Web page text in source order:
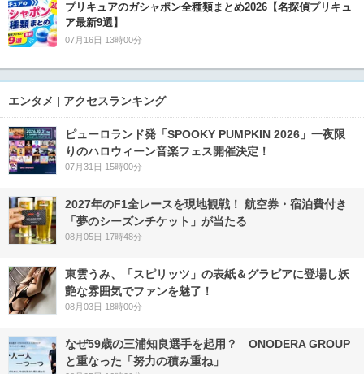
プリキュアのガシャポン全種類まとめ2026【名探偵プリキュ
ア最新9選】
07月16日 13時00分
エンタメ | アクセスランキング
ピューロランド発「SPOOKY PUMPKIN 2026」一夜限
りのハロウィーン音楽フェス開催決定！
07月31日 15時00分
2027年のF1全レースを現地観戦！ 航空券・宿泊費付き
「夢のシーズンチケット」が当たる
08月05日 17時48分
東雲うみ、「スピリッツ」の表紙＆グラビアに登場し妖
艶な雰囲気でファンを魅了！
08月03日 18時00分
なぜ59歳の三浦知良選手を起用？ ONODERA GROUP
と重なった「努力の積み重ね」